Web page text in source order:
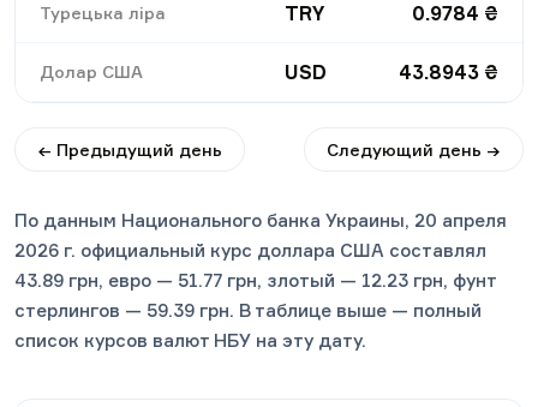
Турецька ліра TRY 0.9784 ₴
Долар США USD 43.8943 ₴
← Предыдущий день Следующий день →
По данным Национального банка Украины, 20 апреля
2026 г. официальный курс доллара США составлял
43.89 грн, евро — 51.77 грн, злотый — 12.23 грн, фунт
стерлингов — 59.39 грн. В таблице выше — полный
список курсов валют НБУ на эту дату.